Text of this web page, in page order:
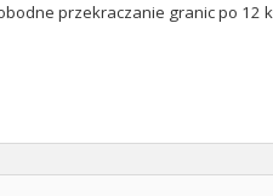
przekraczanie granic po 12